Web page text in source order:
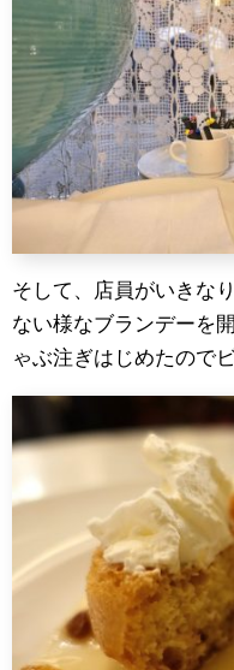
そして、店員がいきな
ない様なブランデーを
ゃぶ注ぎはじめたので